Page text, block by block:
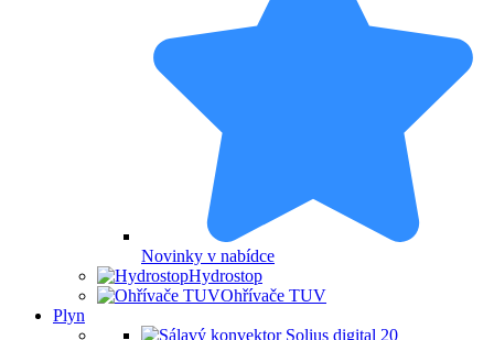
Novinky v nabídce
Hydrostop
Ohřívače TUV
Plyn